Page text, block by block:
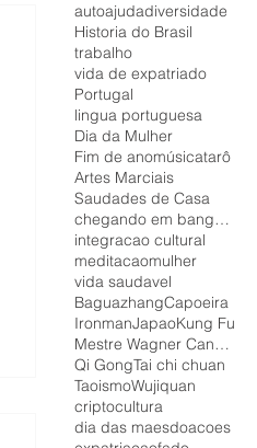
autoajudadiversidade
Historia do Brasil
trabalho
vida de expatriado
Portugal
lingua portuguesa
Dia da Mulher
Fim de anomúsicatarô
Artes Marciais
Saudades de Casa
chegando em bangkok
integracao cultural
meditacaomulher
vida saudavel
BaguazhangCapoeira
IronmanJapaoKung Fu
Mestre Wagner Canalonga
Qi GongTai chi chuan
TaoismoWujiquan
criptocultura
dia das maesdoacoes